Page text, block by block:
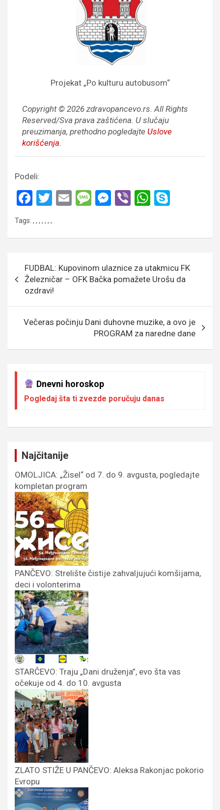
Projekat „Po kulturu autobusom“
Copyright © 2026 zdravopancevo.rs. All Rights
Reserved/Sva prava zaštićena. U slučaju
preuzimanja, prethodno pogledajte Uslove
korišćenja.
Podeli:
F
ce
o
o
k
T
E
M
e
M
er
Vi W
A
p
Tags: , , , , , , ,
чланка
FUDBAL: Kupovinom ulaznice za utakmicu FK
Železničar – OFK Bačka pomažete Urošu da
ozdravi!
Večeras počinju Dani duhovne muzike, a ovo je
PROGRAM za naredne dane
Dnevni horoskop
Pogledaj šta ti zvezde poručuju danas
Najčitanije
OMOLJICA: „Žisel“ od 7. do 9. avgusta, pogledajte
kompletan program
PANČEVO: Strelište čistije zahvaljujući komšijama,
deci i volonterima
STARČEVO: Traju „Dani druženja”, evo šta vas
očekuje od 4. do 10. avgusta
ZLATO STIŽE U PANČEVO: Aleksa Rakonjac pokorio
Evropu